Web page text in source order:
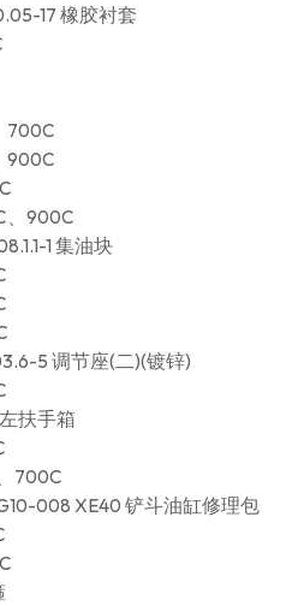
17 橡胶衬套
700C
900C
、900C
1 集油块
5 调节座(二)(镀锌)
扶手箱
700C
008 XE40 铲斗油缸修理包